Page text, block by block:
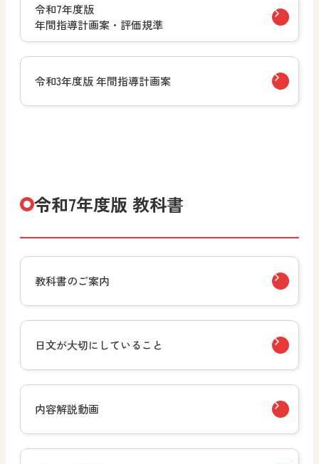
令和7年度版
年間指導計画案・評価規準
令和3年度版 年間指導計画案
令和7年度版 教科書
教科書のご案内
日文が大切にしていること
内容解説動画